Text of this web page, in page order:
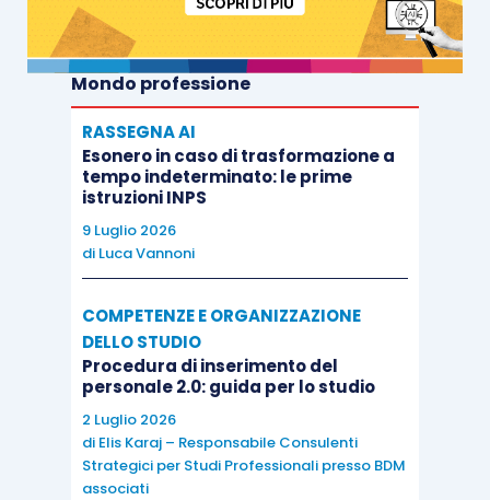
Mondo professione
RASSEGNA AI
Esonero in caso di trasformazione a
tempo indeterminato: le prime
istruzioni INPS
9 Luglio 2026
di Luca Vannoni
COMPETENZE E ORGANIZZAZIONE
DELLO STUDIO
Procedura di inserimento del
personale 2.0: guida per lo studio
2 Luglio 2026
di Elis Karaj – Responsabile Consulenti
Strategici per Studi Professionali presso BDM
associati